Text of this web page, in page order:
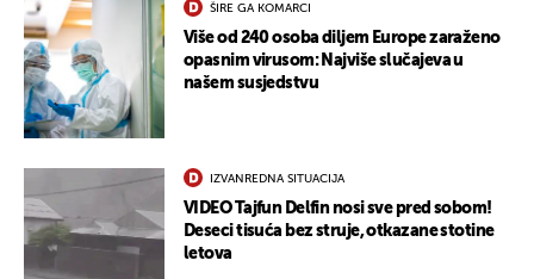
ŠIRE GA KOMARCI
Više od 240 osoba diljem Europe zaraženo
opasnim virusom: Najviše slučajeva u
našem susjedstvu
IZVANREDNA SITUACIJA
VIDEO Tajfun Delfin nosi sve pred sobom!
Deseci tisuća bez struje, otkazane stotine
letova